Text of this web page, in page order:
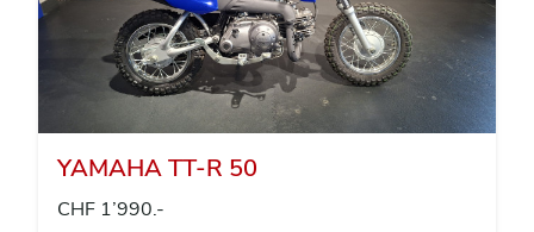
YAMAHA TT-R 50
CHF 1’990.-